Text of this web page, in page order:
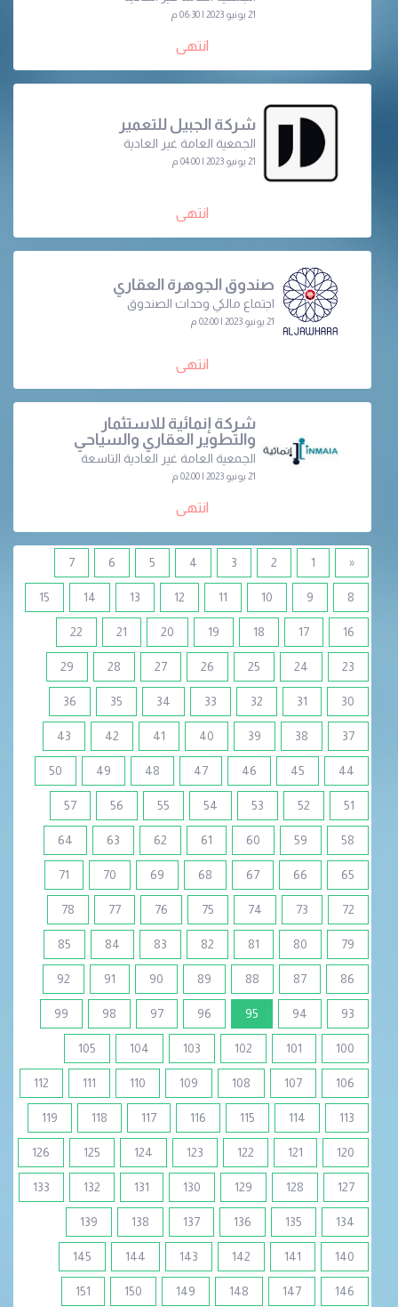
21 يونيو 2023 | 06:30 م
انتهى
شركة الجبيل للتعمير
الجمعية العامة غير العادية
21 يونيو 2023 | 04:00 م
انتهى
صندوق الجوهرة العقاري
اجتماع مالكي وحدات الصندوق
21 يونيو 2023 | 02:00 م
انتهى
شركة إنمائية للاستثمار
والتطوير العقاري والسياحي
الجمعية العامة غير العادية التاسعة
21 يونيو 2023 | 02:00 م
انتهى
«
1
2
3
4
5
6
7
8
9
10
11
12
13
14
15
16
17
18
19
20
21
22
23
24
25
26
27
28
29
30
31
32
33
34
35
36
37
38
39
40
41
42
43
44
45
46
47
48
49
50
51
52
53
54
55
56
57
58
59
60
61
62
63
64
65
66
67
68
69
70
71
72
73
74
75
76
77
78
79
80
81
82
83
84
85
86
87
88
89
90
91
92
93
94
95
(current)
96
97
98
99
100
101
102
103
104
105
106
107
108
109
110
111
112
113
114
115
116
117
118
119
120
121
122
123
124
125
126
127
128
129
130
131
132
133
134
135
136
137
138
139
140
141
142
143
144
145
146
147
148
149
150
151